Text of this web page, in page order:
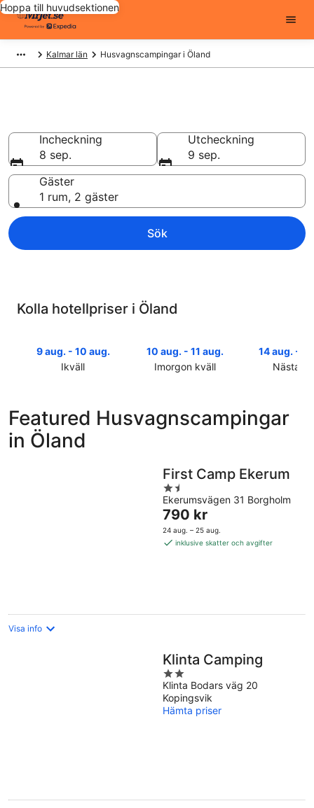
Hoppa till huvudsektionen
Kalmar län Husvagnscampingar i Öland
Incheckning
8 sep.
Utcheckning
9 sep.
Gäster
1 rum, 2 gäster
Sök
Kolla hotellpriser i Öland
9 aug. - 10 aug.
Ikväll
Öland
för
ikväll,
10 aug. - 11 aug.
Imorgon kväll
Öland
aug.
aug.
14 aug. -
Nästa
Öland
14
-
Featured Husvagnscampingar
in Öland
First Camp Ekerum
1.5
out
of
5
Ekerumsvägen 31 Borgholm
Priset
är
790 kr
790 kr
24 aug. – 25 aug.
inklusive skatter och avgifter
Visa info
Klinta Camping
2
out
of
5
Klinta Bodars väg 20
Kopingsvik
Hämta priser